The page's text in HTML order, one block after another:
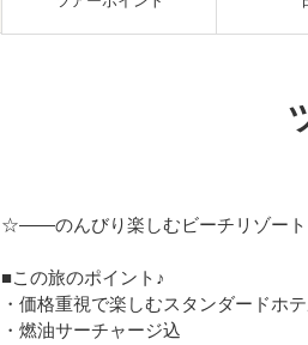
☆――のんびり楽しむビーチリゾー
■この旅のポイント♪
・価格重視で楽しむスタンダードホ
・燃油サーチャージ込